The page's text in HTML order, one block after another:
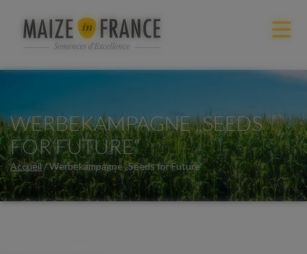
WERBEKAMPAGNE „SEEDS
FOR FUTURE“
Accueil/Werbekampagne „Seeds for Future“